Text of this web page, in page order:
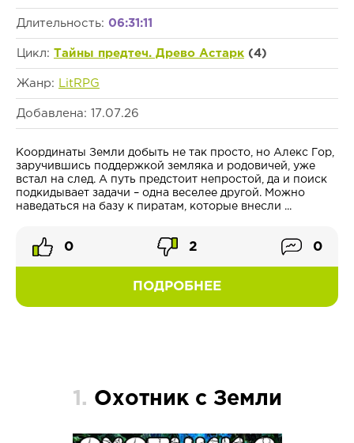
Длительность: 06:31:11
Цикл: Тайны предтеч. Древо Астарк (4)
Жанр: LitRPG
Добавлена: 17.07.26
Координаты Земли добыть не так просто, но Алекс Гор,
заручившись поддержкой земляка и родовичей, уже
встал на след. А путь предстоит непростой, да и поиск
подкидывает задачи – одна веселее другой. Можно
наведаться на базу к пиратам, которые внесли ...
ПОДРОБНЕЕ
0 2 0
1. Охотник с Земли